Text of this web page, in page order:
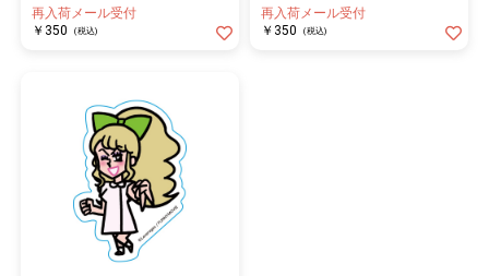
再入荷メール受付
￥350
(税込)
再入荷メール受付
￥350
(税込)